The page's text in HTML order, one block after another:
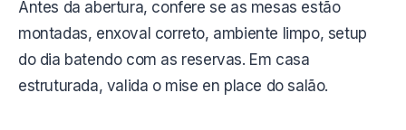
Antes da abertura, confere se as mesas estão
montadas, enxoval correto, ambiente limpo, setup
do dia batendo com as reservas. Em casa
estruturada, valida o mise en place do salão.